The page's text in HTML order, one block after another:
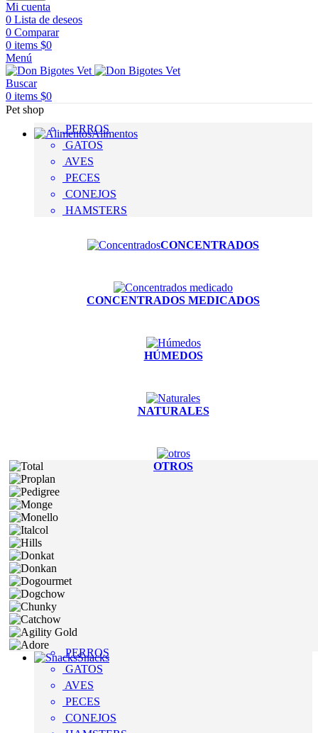
Mi cuenta
0 Lista de deseos
0 Comparar
0 items $0
Menú
Buscar
0 items $0
Pet shop
Alimentos
PERROS
GATOS
AVES
PECES
CONEJOS
HAMSTERS
CONCENTRADOS
CONCENTRADOS MEDICADOS
HÚMEDOS
NATURALES
OTROS
Snacks
PERROS
GATOS
AVES
PECES
CONEJOS